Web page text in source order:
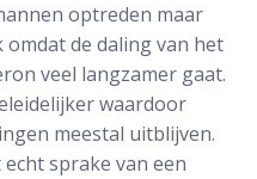
optreden maar
de daling van het
veel langzamer gaat.
waardoor
meestal uitblijven.
sprake van een